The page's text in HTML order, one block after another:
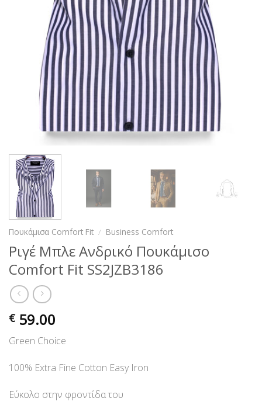
Πουκάμισα Comfort Fit / Business Comfort
Ριγέ Μπλε Ανδρικό Πουκάμισο
Comfort Fit SS2JZB3186
€ 59.00
Green Choice
100% Extra Fine Cotton Easy Iron
Εύκολο στην φροντίδα του